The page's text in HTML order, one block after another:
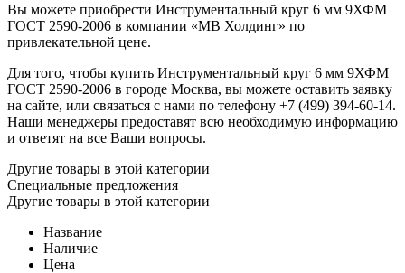
Вы можете приобрести Инструментальный круг 6 мм 9ХФМ
ГОСТ 2590-2006 в компании «МВ Холдинг» по
привлекательной цене.
Для того, чтобы купить Инструментальный круг 6 мм 9ХФМ
ГОСТ 2590-2006 в городе Москва, вы можете оставить заявку
на сайте, или связаться с нами по телефону +7 (499) 394-60-14.
Наши менеджеры предоставят всю необходимую информацию
и ответят на все Ваши вопросы.
Другие товары в этой категории
Специальные предложения
Другие товары в этой категории
Название
Наличие
Цена